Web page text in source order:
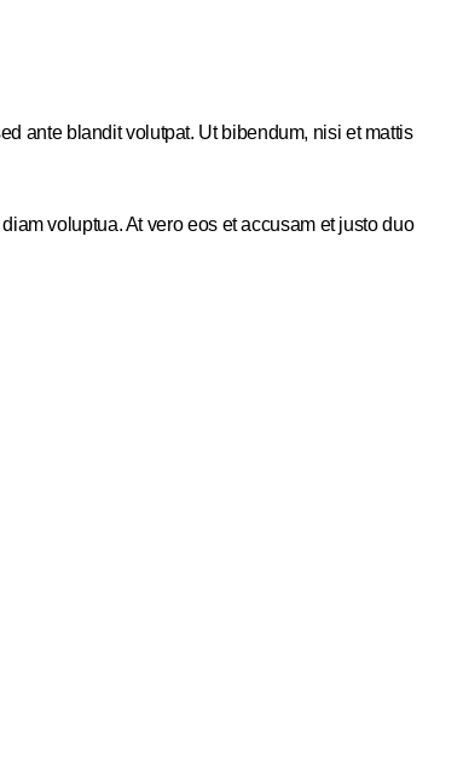
ante blandit volutpat. Ut bibendum, nisi et mattis
voluptua. At vero eos et accusam et justo duo